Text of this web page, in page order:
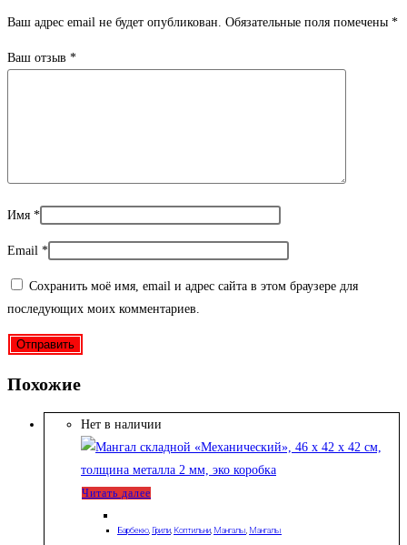
Ваш адрес email не будет опубликован. Обязательные поля помечены *
Ваш отзыв *
Имя *
Email *
Сохранить моё имя, email и адрес сайта в этом браузере для
последующих моих комментариев.
Похожие
Нет в наличии
Читать далее
Барбекю Грили Коптильни Мангалы Мангалы